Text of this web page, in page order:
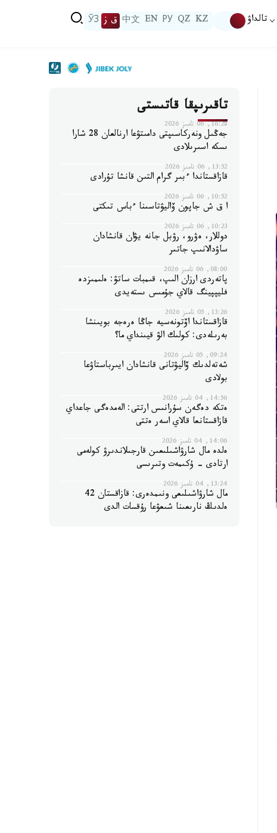
تالداۋ KZ
QZ
РУ
EN
中文 ق ز ЎЗ
تاقىرىپقا قاتىستى
16:28, 06 تامىز 2026
جەڭىل ونەركاسىپتى دامىتۋعا ارنالعان 28 شارا
ىسكە اسىرىلادى
13:52, 06 تامىز 2026
قازاقستاندا ءبىر گرام التىن قانشا تۇرادى
10:52, 06 تامىز 2026
ا ق ش جاپون ۆاليۋتاسىنا ءباس تىكتى
10:23, 06 تامىز 2026
دوللار، ەۋرو، رۋبل جانە يۋان قانشادان
ساۋدالانىپ جاتىر
08:00, 06 تامىز 2026
پاتەردى ارزان الىپ، قىمبات ساتۋ: ەلىمىزدە
فليپپينگ قالاي جۇمىس ىستەيدى
13:26, 05 تامىز 2026
قازاقستاندا اۆتونەسيە جاڭا ەرەجە بويىنشا
بەرىلەدى: كولىك الۋ قيىنداي ما؟
09:24, 05 تامىز 2026
شەتەلدىك ۆاليۋتانى قانشادان ايىرباستاۋعا
بولادى
14:56, 04 تامىز 2026
ەتكە دەگەن سۇرانىس ارتتى: الەمدەگى جاعداي
قازاقستانعا قالاي اسەر ەتتى
14:06, 04 تامىز 2026
ەلدە مال شارۋاشىلىعىن قارجىلاندىرۋ كولەمى
ارتادى - ۇكىمەت وتىرىسى
13:24, 04 تامىز 2026
مال شارۋاشىلىعى ونىمدەرى: قازاقستان 42
ەلدىڭ نارىعىنا شىعۋعا رۇقسات الدى